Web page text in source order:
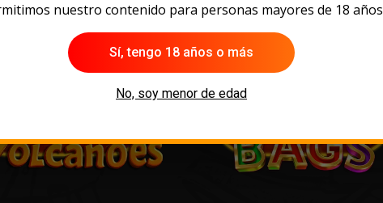
nuestro contenido para personas mayores de 18 años
Sí, tengo 18 años o más
No, soy menor de edad